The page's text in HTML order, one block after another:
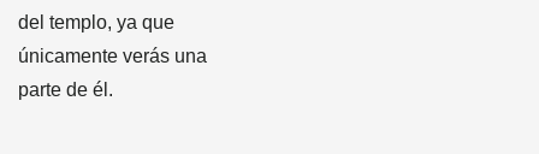
del templo, ya que
únicamente verás una
parte de él.